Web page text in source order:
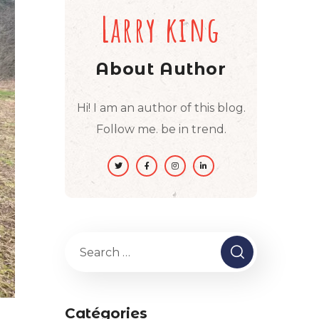
Larry king
About Author
Hi! I am an author of this blog.
Follow me. be in trend.
Catégories